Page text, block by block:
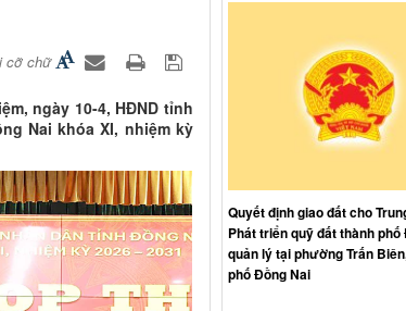
cỡ chữ
ngày 10-4, HĐND tỉnh
Nai khóa XI, nhiệm kỳ
Quyết định giao đất cho
Phát triển quỹ đất thành phố
quản lý tại phường Trấn
phố Đồng Nai